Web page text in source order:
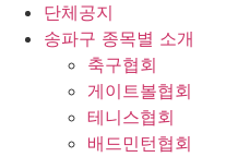
단체공지
송파구 종목별 소개
축구협회
게이트볼협회
테니스협회
배드민턴협회